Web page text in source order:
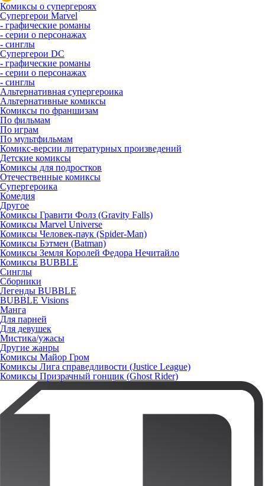
Комиксы о супергероях
Супергерои Marvel
- графические романы
- серии о персонажах
- синглы
Супергерои DC
- графические романы
- серии о персонажах
- синглы
Альтернативная супергероика
Альтернативные комиксы
Комиксы по франшизам
По фильмам
По играм
По мультфильмам
Комикс-версии литературных произведений
Детские комиксы
Комиксы для подростков
Отечественные комиксы
Супергероика
Комедия
Другое
Комиксы Гравити Фолз (Gravity Falls)
Комиксы Marvel Universe
Комиксы Человек-паук (Spider-Man)
Комиксы Бэтмен (Batman)
Комиксы Земля Королей Федора Нечитайло
Комиксы BUBBLE
Синглы
Сборники
Легенды BUBBLE
BUBBLE Visions
Манга
Для парней
Для девушек
Мистика/ужасы
Другие жанры
Комиксы Майор Гром
Комиксы Лига справедливости (Justice League)
Комиксы Призрачный гонщик (Ghost Rider)